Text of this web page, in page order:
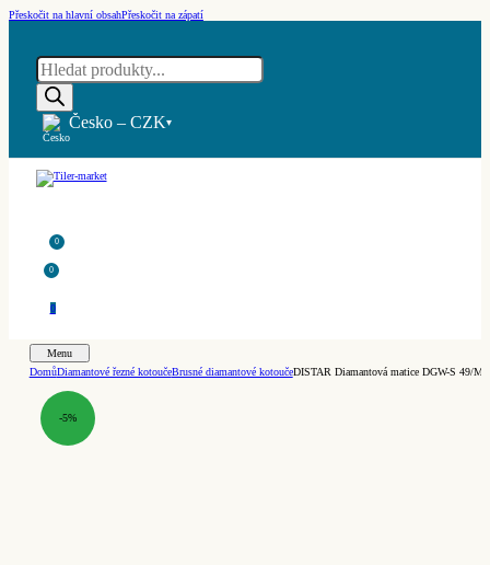
Přeskočit na hlavní obsahPřeskočit na zápatí
Products
search
Česko – CZK▾
0
0
0
Menu
DomůDiamantové řezné kotoučeBrusné diamantové kotoučeDISTAR Diamantová matice DGW-S 49/
-5%